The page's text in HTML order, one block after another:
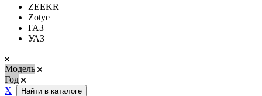
ZEEKR
Zotye
ГАЗ
УАЗ
Модель
Год
Х
Найти в каталоге